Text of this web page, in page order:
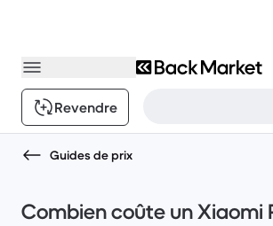
Revendre
Guides de prix
Combien coûte un Xiaomi